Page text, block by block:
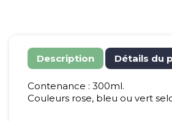
Description Détails du
Contenance : 300ml.
Couleurs rose, bleu ou vert